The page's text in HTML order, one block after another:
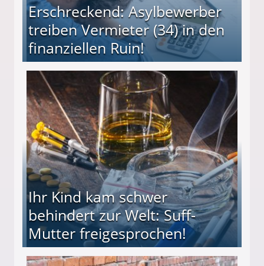
Erschreckend: Asylbewerber
treiben Vermieter (34) in den
finanziellen Ruin!
(34) in den finanziellen Ruin!
Ihr Kind kam schwer
behindert zur Welt: Suff-
Mutter freigesprochen!